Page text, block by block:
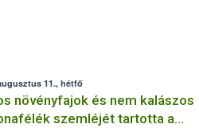
11., hétfő
növényfajok és nem kalászos
szemléjét tartotta a